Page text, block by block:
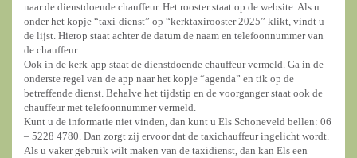
naar de dienstdoende chauffeur. Het rooster staat op de website. Als u
onder het kopje “taxi-dienst” op “kerktaxirooster 2025” klikt, vindt u
de lijst. Hierop staat achter de datum de naam en telefoonnummer van
de chauffeur.
Ook in de kerk-app staat de dienstdoende chauffeur vermeld. Ga in de
onderste regel van de app naar het kopje “agenda” en tik op de
betreffende dienst. Behalve het tijdstip en de voorganger staat ook de
chauffeur met telefoonnummer vermeld.
Kunt u de informatie niet vinden, dan kunt u Els Schoneveld bellen: 06
– 5228 4780. Dan zorgt zij ervoor dat de taxichauffeur ingelicht wordt.
Als u vaker gebruik wilt maken van de taxidienst, dan kan Els een